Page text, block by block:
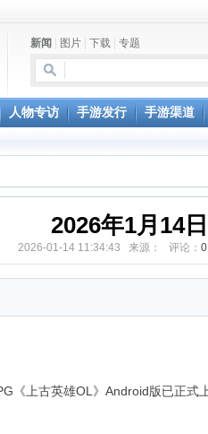
新闻 图片 下载 专题
人物专访 手游发行 手游渠道
2026年1月14日
2026-01-14 11:34:43 来源： 评论： 0
《上古英雄OL》Android版已正式